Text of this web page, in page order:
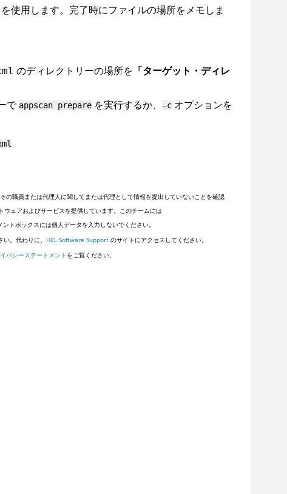
を使用します。完了時にファイルの場所をメモしま
のディレクトリーの場所を 「ターゲット・ディレ
で appscan prepareを実行するか、 -cオプションを
職員または代理人に関してまたは代理として情報を提出していないことを確認
ェアおよびサービスを提供しています。このチームには
トボックスには個人データを入力しないでください。
。代わりに、 HCL Software Support のサイトにアクセスしてください。
バシーステートメント をご覧ください。